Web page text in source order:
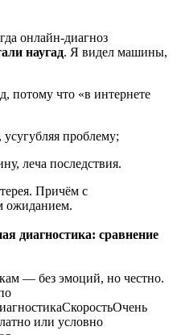
онлайн-диагноз
наугад. Я видел машины,
потому что «в интернете
проблему;
леча последствия.
Причём с
ожиданием.
диагностика: сравнение
— без эмоций, но честно.
или условно